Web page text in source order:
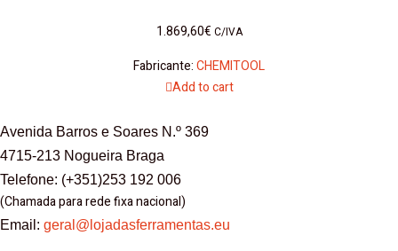
1.869,60€ C/IVA
Fabricante:CHEMITOOL
Add to cart
Avenida Barros e Soares N.º 369
4715-213 Nogueira Braga
Telefone: (+351)253 192 006
(Chamada para rede fixa nacional)
Email: geral@lojadasferramentas.eu